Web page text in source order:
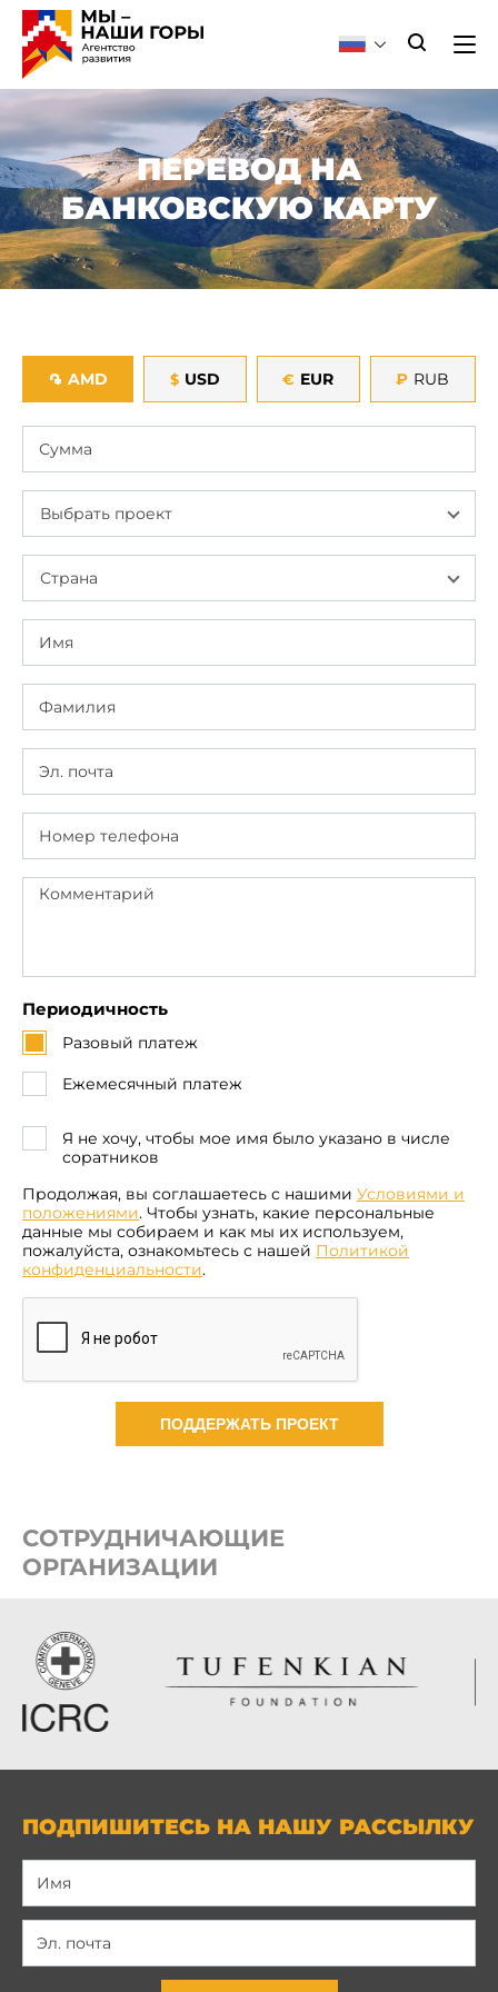
ПЕРЕВОД НА
БАНКОВСКУЮ КАРТУ
֏ AMD $ USD € EUR ₽ RUB
Выбрать проект
Страна
Периодичность
Разовый платеж
Ежемесячный платеж
Я не хочу, чтобы мое имя было указано в числе
соратников
Продолжая, вы соглашаетесь с нашими Условиями и
положениями. Чтобы узнать, какие персональные
данные мы собираем и как мы их используем,
пожалуйста, ознакомьтесь с нашей Политикой
конфиденциальности.
ПОДДЕРЖАТЬ ПРОЕКТ
СОТРУДНИЧАЮЩИЕ
ОРГАНИЗАЦИИ
ПОДПИШИТЕСЬ НА НАШУ РАССЫЛКУ